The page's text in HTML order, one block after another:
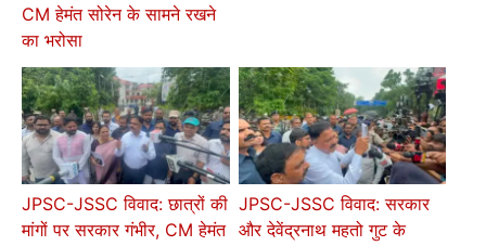
CM हेमंत सोरेन के सामने रखने
का भरोसा
JPSC-JSSC विवाद: छात्रों की
मांगों पर सरकार गंभीर, CM हेमंत
JPSC-JSSC विवाद: सरकार
और देवेंद्रनाथ महतो गुट के